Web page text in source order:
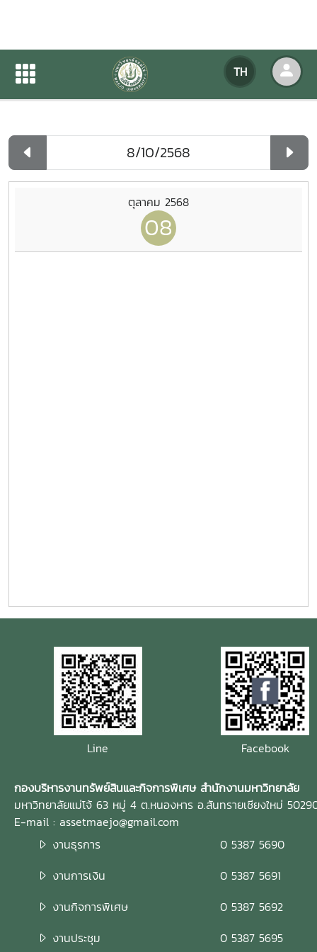
TH
ปฏิทินกิจกรรมของหน่วยงาน
ปฏิทินกิจกรรมของหน่วยงาน
ตุลาคม 2568
08
Line Facebook
กองบริหารงานทรัพย์สินและกิจการพิเศษ สำนักงานมหาวิทยาลัย
มหาวิทยาลัยแม่โจ้ 63 หมู่ 4 ต.หนองหาร อ.สันทรายเชียงใหม่
E-mail : assetmaejo@gmail.com
งานธุรการ
0 5387 5690
งานการเงิน
0 5387 5691
งานกิจการพิเศษ
0 5387 5692
งานประชุม
0 5387 5695